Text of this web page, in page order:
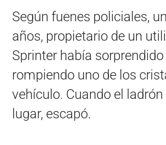
Según fuenes policiales,
años, propietario de un
Sprinter había
rompiendo uno de los
vehículo. Cuando el ladrón
lugar, escapó.